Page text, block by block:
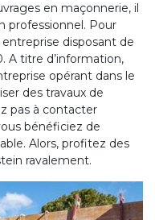
en maçonnerie, il
professionnel. Pour
disposant de
A titre d’information,
opérant dans le
des travaux de
pas à contacter
bénéficiez de
Alors, profitez des
ravalement.